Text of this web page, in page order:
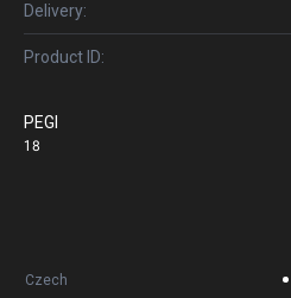
Delivery:
Product ID:
PEGI
18
Czech